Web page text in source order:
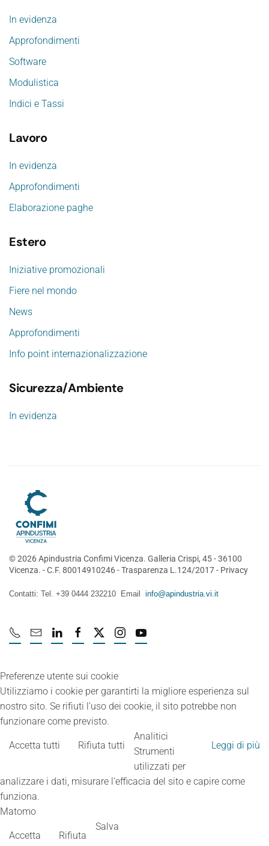
In evidenza
Approfondimenti
Software
Modulistica
Indici e Tassi
Lavoro
In evidenza
Approfondimenti
Elaborazione paghe
Estero
Iniziative promozionali
Fiere nel mondo
News
Approfondimenti
Info point internazionalizzazione
Sicurezza/Ambiente
In evidenza
©2026Apindustria Confimi Vicenza. Galleria Crispi, 45 - 36100
Vicenza. - C.F. 80014910246 -Trasparenza L.124/2017- Privacy
Contatti: Tel. +39 0444 232210 Email info@apindustria.vi.it
Preferenze utente sui cookie
Utilizziamo i cookie per garantirti la migliore esperienza sul
nostro sito. Se rifiuti l’uso dei cookie, il sito potrebbe non
funzionare come previsto.
Accetta tutti Rifiuta tutti Leggi di più
Analitici
Strumenti
utilizzati per
analizzare i dati, misurare l’efficacia del sito e capire come
funziona.
Matomo
Accetta Rifiuta
Salva